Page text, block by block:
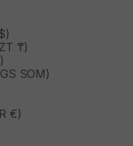
₸)
SOM)
€)